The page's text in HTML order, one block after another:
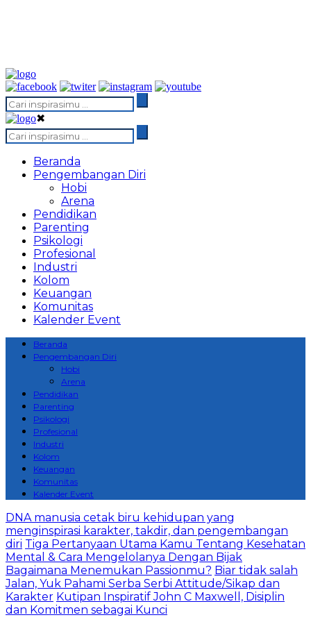
✖
Beranda
Pengembangan Diri
Hobi
Arena
Pendidikan
Parenting
Psikologi
Profesional
Industri
Kolom
Keuangan
Komunitas
Kalender Event
Beranda
Pengembangan Diri
Hobi
Arena
Pendidikan
Parenting
Psikologi
Profesional
Industri
Kolom
Keuangan
Komunitas
Kalender Event
DNA manusia cetak biru kehidupan yang
menginspirasi karakter, takdir, dan pengembangan
diri Tiga Pertanyaan Utama Kamu Tentang Kesehatan
Mental & Cara Mengelolanya Dengan Bijak
Bagaimana Menemukan Passionmu? Biar tidak salah
Jalan, Yuk Pahami Serba Serbi Attitude/Sikap dan
Karakter Kutipan Inspiratif John C Maxwell, Disiplin
dan Komitmen sebagai Kunci